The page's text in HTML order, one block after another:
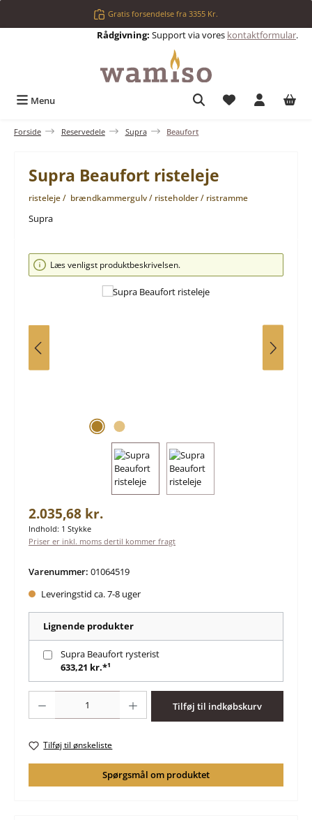
Gratis forsendelse fra 3355 Kr.
Rådgivning: Support via vores kontaktformular.
Menu Du har 0
Forside Reservedele Supra Beaufort
Supra Beaufort risteleje
risteleje / brændkammergulv / risteholder / ristramme
Supra
Spring over billedgalleri
Læs venligst produktbeskrivelsen.
Almindelig pris:
2.035,68 kr.
Indhold: 1 Stykke
Priser er inkl. moms dertil kommer fragt
Varenummer: 01064519
Leveringstid ca. 7-8 uger
Lignende produkter
Supra Beaufort rysterist
633,21 kr.*¹
Tilføj til indkøbskurv
Tilføj til ønskeliste
Spørgsmål om produktet